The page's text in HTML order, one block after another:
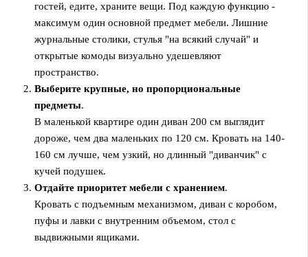
гостей, едите, храните вещи. Под каждую функцию -
максимум один основной предмет мебели. Лишние
журнальные столики, стулья "на всякий случай" и
открытые комоды визуально удешевляют
пространство.
Выберите крупные, но пропорциональные
предметы.
В маленькой квартире один диван 200 см выглядит
дороже, чем два маленьких по 120 см. Кровать на 140-
160 см лучше, чем узкий, но длинный "диванчик" с
кучей подушек.
Отдайте приоритет мебели с хранением.
Кровать с подъемным механизмом, диван с коробом,
пуфы и лавки с внутренним объемом, стол с
выдвижными ящиками.